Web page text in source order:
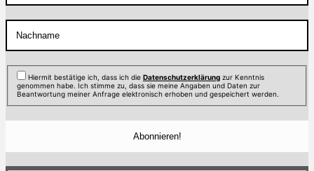
Hiermit bestätige ich, dass ich die Datenschutzerklärung zur Kenntnis
genommen habe. Ich stimme zu, dass sie meine Angaben und Daten zur
Beantwortung meiner Anfrage elektronisch erhoben und gespeichert werden.